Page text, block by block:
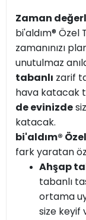
Zaman
bi'aldım® Özel
zamanınızı
unutulmaz
tabanlı zarif
hava katacak
de evinizde
katacak.
bi'aldım®
fark yaratan
Ahşap
tabanlı
ortama
size keyif